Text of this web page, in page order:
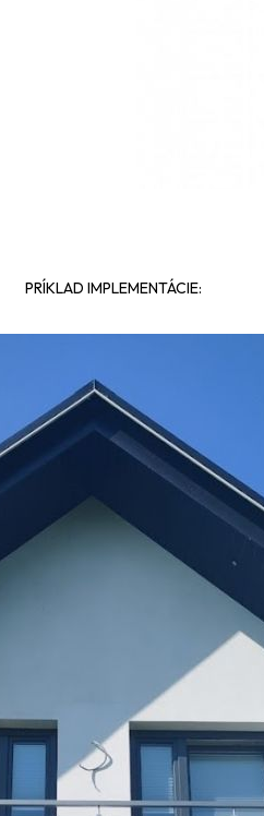
PRÍKLAD IMPLEMENTÁCIE: